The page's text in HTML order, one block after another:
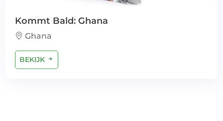
Kommt Bald: Ghana
Ghana
BEKIJK